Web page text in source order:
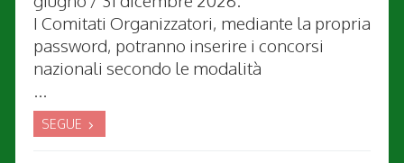
I Comitati Organizzatori, mediante la propria
password, potranno inserire i concorsi
nazionali secondo le modalità
...
SEGUE